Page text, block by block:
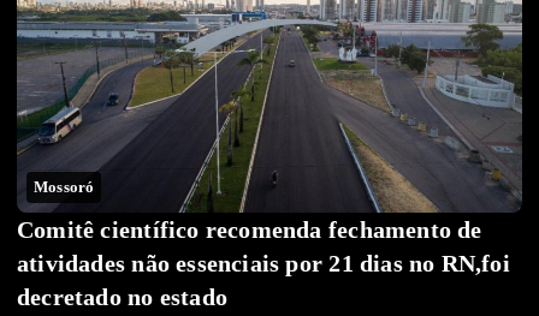
Mossoró
Comitê científico recomenda fechamento de
atividades não essenciais por 21 dias no RN,foi
decretado no estado